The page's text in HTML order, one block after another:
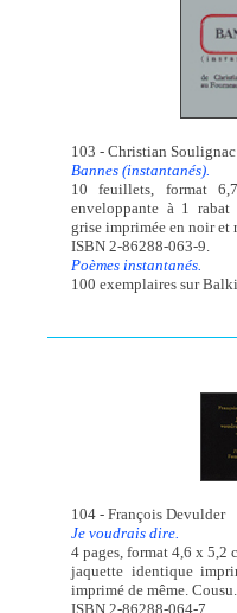
103 - Christian Soulignac
Bannes (instantanés).
10 feuillets, format
enveloppante à 1 rabat
grise imprimée en noir et
ISBN 2-86288-063-9.
Poèmes instantanés.
100 exemplaires sur
104 - François Devulder
Je voudrais dire.
4 pages, format 4,6 x 5,2
jaquette identique
imprimé de même. Cousu.
ISBN 2-86288-064-7.